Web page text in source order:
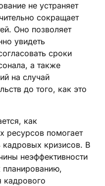
не устраняет
сокращает
Оно позволяет
увидеть
сроки
а также
на случай
до того, как это
как
ресурсов помогает
кадровых кризисов. В
неэффективности
кадрового